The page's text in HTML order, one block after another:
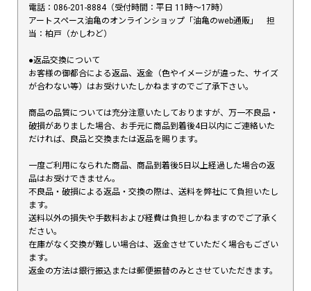
電話：086-201-8884（受付時間：平日 11時〜17時）
アートスペース油亀のオンラインショップ「油亀のweb通販」 担
当：柏戸（かしわど）
●返品交換について
お客様の御都合による返品、返金（色やイメージが違った、サイズ
が合わない等）はお受けいたしかねますのでご了承下さい。
商品の品質については充分注意いたしておりますが、万一不良品・
破損がありました場合、お手元に商品到着後4日以内にご連絡いた
だければ、良品と交換または返品を賜ります。
一度ご利用になられた商品、商品到着後5日以上経過した場合の返
品はお受けできません。
不良品・破損による返品・交換の際は、送料を弊社にて負担いたし
ます。
送料以外の損失や手数料および経費は負担しかねますのでご了承く
ださい。
在庫がなく交換が難しい場合は、返金させていただく場合もござい
ます。
返金の方法は銀行振込または郵便振替のみとさせていただきます。